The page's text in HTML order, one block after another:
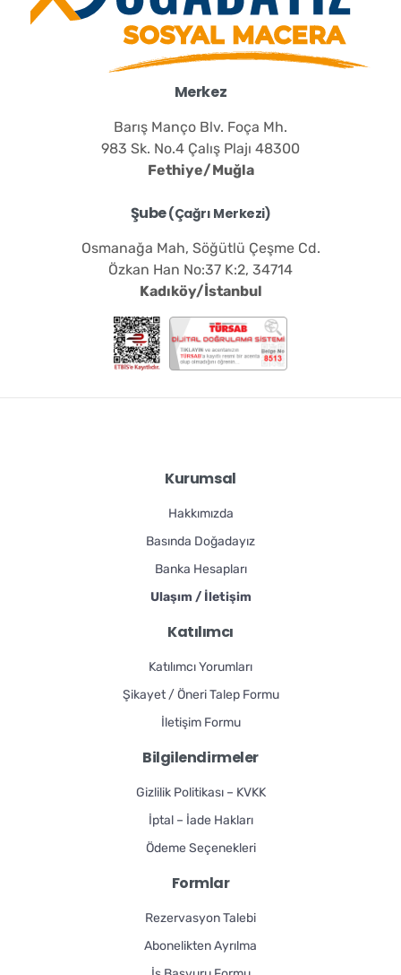
Merkez
Barış Manço Blv. Foça Mh.
983 Sk. No.4 Çalış Plajı 48300
Fethiye/Muğla
Şube(Çağrı Merkezi)
Osmanağa Mah, Söğütlü Çeşme Cd.
Özkan Han No:37 K:2, 34714
Kadıköy/İstanbul
Kurumsal
Hakkımızda
Basında Doğadayız
Banka Hesapları
Ulaşım / İletişim
Katılımcı
Katılımcı Yorumları
Şikayet / Öneri Talep Formu
İletişim Formu
Bilgilendirmeler
Gizlilik Politikası – KVKK
İptal – İade Hakları
Ödeme Seçenekleri
Formlar
Rezervasyon Talebi
Abonelikten Ayrılma